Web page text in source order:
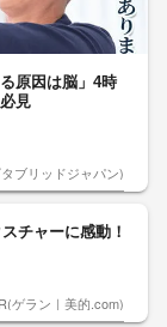
る原因は脳」4時
見
ブリッドジャパン)
チャーに感動！
ゲラン｜美的.com)